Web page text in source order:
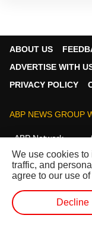
ABOUT US
ADVERTISE WITH
PRIVACY POLICY
ABP NEWS GROUP
ABP Network
ABP আনন্দ
ABP
ABP Ganga
FOLLOW US
We use cookies
traffic, and
agree to our use
Decline